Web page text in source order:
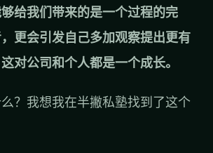
给我们带来的是一个过程的完
更会引发自己多加观察提出更有
对公司和个人都是一个成长。
？我想我在半撇私塾找到了这个